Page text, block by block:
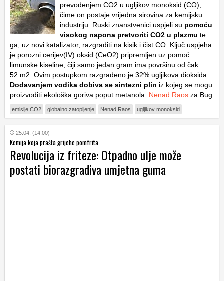
prevođenjem CO2 u ugljikov monoksid (CO),
čime on postaje vrijedna sirovina za kemijsku
industriju. Ruski znanstvenici uspjeli su pomoću
visokog napona pretvoriti CO2 u plazmu te
ga, uz novi katalizator, razgraditi na kisik i čist CO. Ključ uspjeha
je porozni cerijev(IV) oksid (CeO2) pripremljen uz pomoć
limunske kiseline, čiji samo jedan gram ima površinu od čak
52 m2. Ovim postupkom razgrađeno je 32% ugljikova dioksida.
Dodavanjem vodika dobiva se sintezni plin iz kojeg se mogu
proizvoditi ekološka goriva poput metanola. Nenad Raos za Bug
emisije CO2 globalno zatopljenje Nenad Raos ugljikov monoksid
25.04. (14:00)
Kemija koja prašta grijehe pomfrita
Revolucija iz friteze: Otpadno ulje može
postati biorazgradiva umjetna guma